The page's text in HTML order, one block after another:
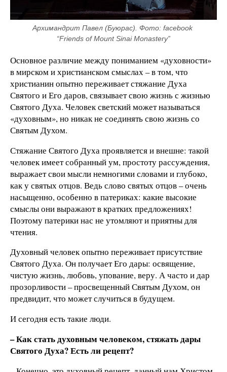
Архимандрит Павел (Буюрас). Фото: facebook
“Friends of Mount Sinai Monastery”
Основное различие между пониманием «духовности»
в мирском и христианском смыслах – в том, что
христианин опытно переживает стяжание Духа
Святого и Его даров, связывает свою жизнь с жизнью
Святого Духа. Человек светский может называться
«духовным», но никак не соединять свою жизнь со
Святым Духом.
Стяжание Святого Духа проявляется и внешне: такой
человек имеет собранный ум, простоту рассуждения,
выражает свои мысли немногими словами и глубоко,
как у святых отцов. Ведь слово святых отцов – очень
насыщенно, особенно в патериках: какие высокие
смыслы они выражают в кратких предложениях!
Поэтому патерики нас не утомляют и приятны для
чтения.
Духовный человек опытно переживает присутствие
Святого Духа. Он получает Его дары: освящение,
чистую жизнь, любовь, упование, веру. А часто и дар
прозорливости – просвещенный Святым Духом, он
предвидит, что может случиться в будущем.
И сегодня есть такие люди.
– Как стать духовным человеком, стяжать дары
Святого Духа? Есть ли рецепт?